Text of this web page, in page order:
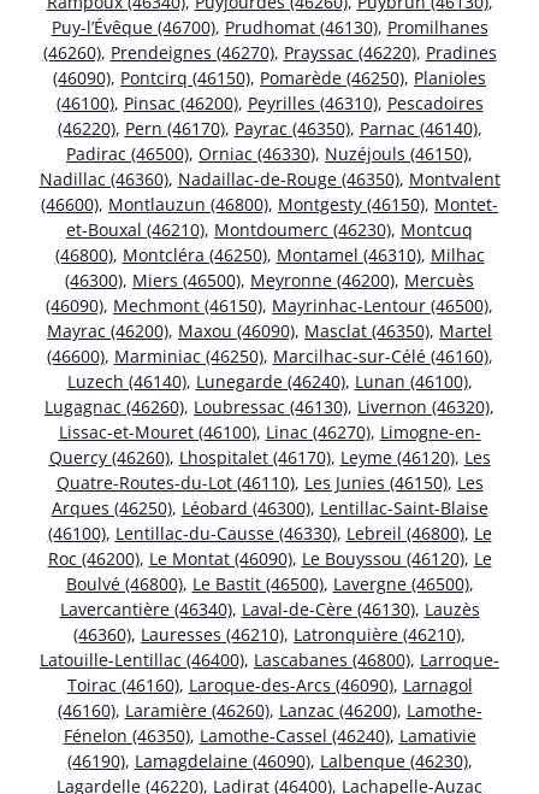
Puy-l’Évêque (46700), Prudhomat (46130), Promilhanes
(46260), Prendeignes (46270), Prayssac (46220), Pradines
(46090), Pontcirq (46150), Pomarède (46250), Planioles
(46100), Pinsac (46200), Peyrilles (46310), Pescadoires
(46220), Pern (46170), Payrac (46350), Parnac (46140),
Padirac (46500), Orniac (46330), Nuzéjouls (46150),
Nadillac (46360), Nadaillac-de-Rouge (46350), Montvalent
(46600), Montlauzun (46800), Montgesty (46150), Montet-
et-Bouxal (46210), Montdoumerc (46230), Montcuq
(46800), Montcléra (46250), Montamel (46310), Milhac
(46300), Miers (46500), Meyronne (46200), Mercuès
(46090), Mechmont (46150), Mayrinhac-Lentour (46500),
Mayrac (46200), Maxou (46090), Masclat (46350), Martel
(46600), Marminiac (46250), Marcilhac-sur-Célé (46160),
Luzech (46140), Lunegarde (46240), Lunan (46100),
Lugagnac (46260), Loubressac (46130), Livernon (46320),
Lissac-et-Mouret (46100), Linac (46270), Limogne-en-
Quercy (46260), Lhospitalet (46170), Leyme (46120), Les
Quatre-Routes-du-Lot (46110), Les Junies (46150), Les
Arques (46250), Léobard (46300), Lentillac-Saint-Blaise
(46100), Lentillac-du-Causse (46330), Lebreil (46800), Le
Roc (46200), Le Montat (46090), Le Bouyssou (46120), Le
Boulvé (46800), Le Bastit (46500), Lavergne (46500),
Lavercantière (46340), Laval-de-Cère (46130), Lauzès
(46360), Lauresses (46210), Latronquière (46210),
Latouille-Lentillac (46400), Lascabanes (46800), Larroque-
Toirac (46160), Laroque-des-Arcs (46090), Larnagol
(46160), Laramière (46260), Lanzac (46200), Lamothe-
Fénelon (46350), Lamothe-Cassel (46240), Lamativie
(46190), Lamagdelaine (46090), Lalbenque (46230),
Lagardelle (46220), Ladirat (46400), Lachapelle-Auzac